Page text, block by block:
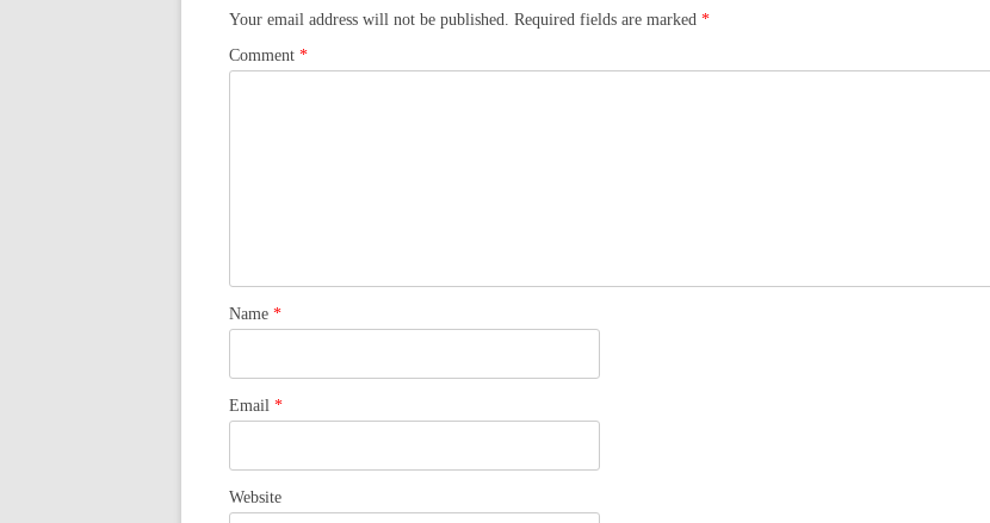
Your email address will not be published. Required fields are marked *
Comment *
Name *
Email *
Website